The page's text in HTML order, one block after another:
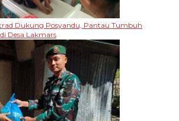
Dukung Posyandu, Pantau Tumbuh
Desa Lakmars